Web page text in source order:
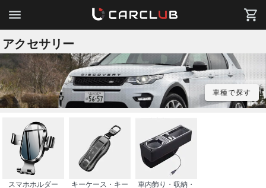
アクセサリー
車種で探す
スマホホルダー
キーケース・キー
車内飾り・収納・